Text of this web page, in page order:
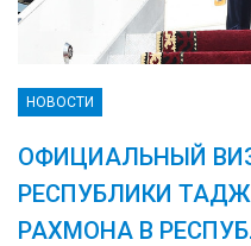
НОВОСТИ
ОФИЦИАЛЬНЫЙ
РЕСПУБЛИКИ
РАХМОНА В